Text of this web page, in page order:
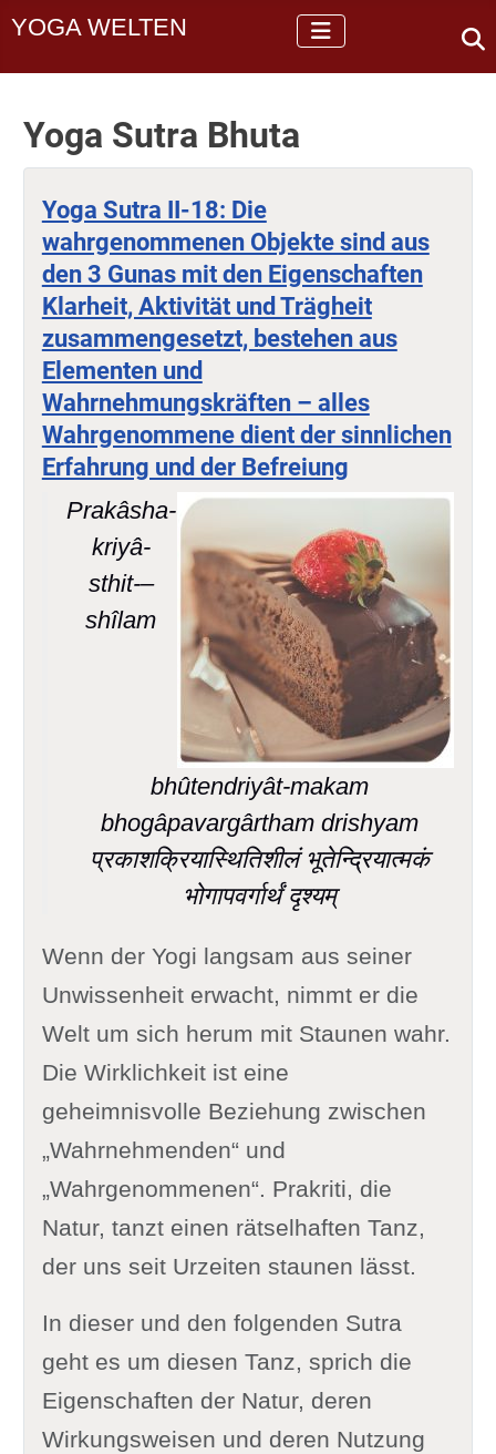
YOGA WELTEN
Yoga Sutra Bhuta
Yoga Sutra II-18: Die
wahrgenommenen Objekte sind aus
den 3 Gunas mit den Eigenschaften
Klarheit, Aktivität und Trägheit
zusammengesetzt, bestehen aus
Elementen und
Wahrnehmungskräften – alles
Wahrgenommene dient der sinnlichen
Erfahrung und der Befreiung
Prakâsha-
kriyâ-
sthit-–
shîlam
bhûtendriyât-makam
bhogâpavargârtham drishyam
प्रकाशक्रियास्थितिशीलं भूतेन्द्रियात्मकं
भोगापवर्गार्थं दृश्यम्
Wenn der Yogi langsam aus seiner
Unwissenheit erwacht, nimmt er die
Welt um sich herum mit Staunen wahr.
Die Wirklichkeit ist eine
geheimnisvolle Beziehung zwischen
„Wahrnehmenden“ und
„Wahrgenommenen“. Prakriti, die
Natur, tanzt einen rätselhaften Tanz,
der uns seit Urzeiten staunen lässt.
In dieser und den folgenden Sutra
geht es um diesen Tanz, sprich die
Eigenschaften der Natur, deren
Wirkungsweisen und deren Nutzung